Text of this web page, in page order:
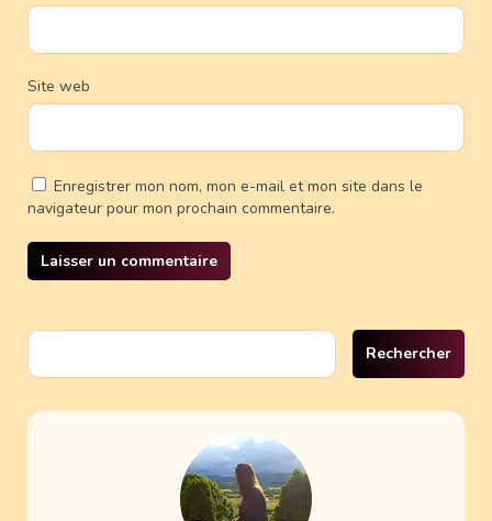
Site web
Enregistrer mon nom, mon e-mail et mon site dans le
navigateur pour mon prochain commentaire.
Rechercher :